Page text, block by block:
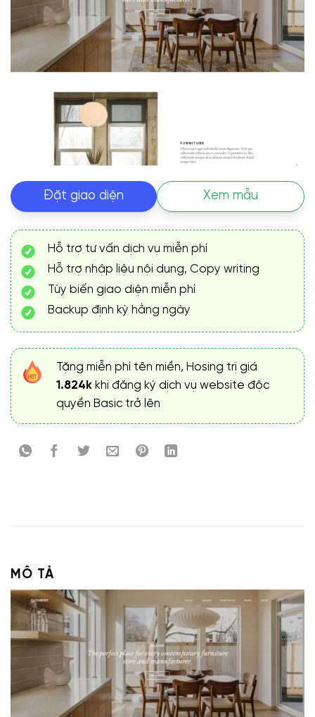
Đặt giao diện Xem mẫu
Hỗ trợ tư vấn dịch vụ miễn phí
Hỗ trợ nhập liệu nội dung, Copy writing
Tùy biến giao diện miễn phí
Backup định kỳ hằng ngày
Tặng miễn phí tên miền, Hosing trị giá
1.824k khi đăng ký dịch vụ website độc
quyền Basic trở lên
MÔ TẢ